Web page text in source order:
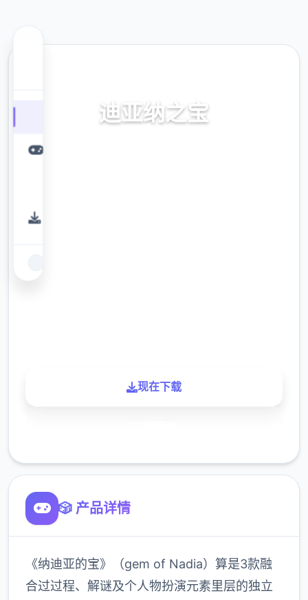
迪亚纳之宝
现在下载
🎲 产品详情
《纳迪亚的宝》（gem of Nadia）算是3款融
合过过程、解谜及个人物扮演元素里层的独立